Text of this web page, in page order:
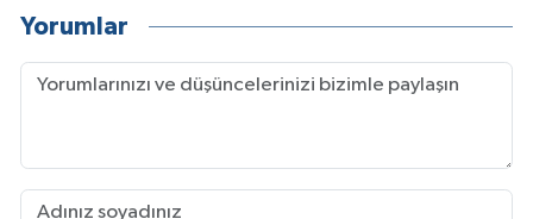
Yorumlar